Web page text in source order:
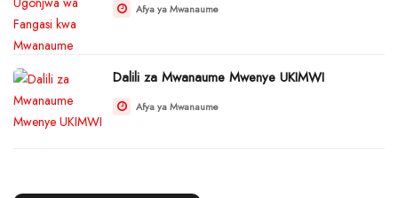
Afya ya Mwanaume
Dalili za Mwanaume Mwenye UKIMWI
Afya ya Mwanaume